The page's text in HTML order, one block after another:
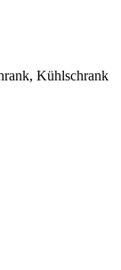
Kühlschrank